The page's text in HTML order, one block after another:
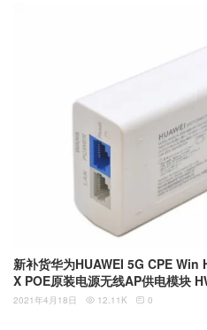
新补货华为HUAWEI 5G CPE Win H312-371
X POE原装电源无线AP供电模块
19v 1.26A电源适配器
2021年4月18日  12.11K  0